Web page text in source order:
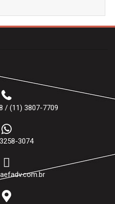
/ (11) 3807-7709
3074